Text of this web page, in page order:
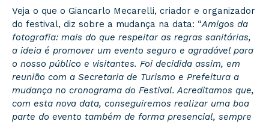
Veja o que o Giancarlo Mecarelli, criador e organizador
do festival, diz sobre a mudança na data: “Amigos da
fotografia: mais do que respeitar as regras sanitárias,
a ideia é promover um evento seguro e agradável para
o nosso público e visitantes. Foi decidida assim, em
reunião com a Secretaria de Turismo e Prefeitura a
mudança no cronograma do Festival. Acreditamos que,
com esta nova data, conseguiremos realizar uma boa
parte do evento também de forma presencial, sempre